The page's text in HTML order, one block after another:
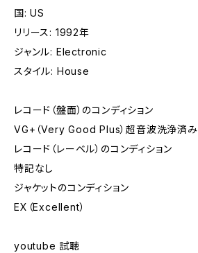
国: US
リリース: 1992年
ジャンル: Electronic
スタイル: House
レコード（盤面）のコンディション
VG+（Very Good Plus）超音波洗浄済み
レコード（レーベル）のコンディション
特記なし
ジャケットのコンディション
EX（Excellent）
youtube 試聴